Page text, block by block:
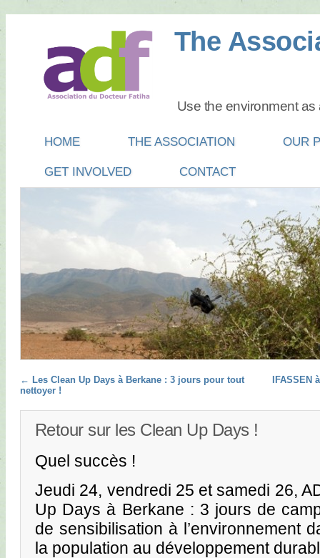
The
Use the environment
Main menu
SKIP
TO
HOME THE ASSOCIATION OUR
GET INVOLVED CONTACT
Post navigation
← Les Clean Up Days à Berkane : 3 jours pour tout
nettoyer !
Retour sur les Clean Up Days !
Quel succès !
Jeudi 24, vendredi 25 et samedi 26,
Up Days à Berkane : 3 jours de
de sensibilisation à l’environnement
la population au développement